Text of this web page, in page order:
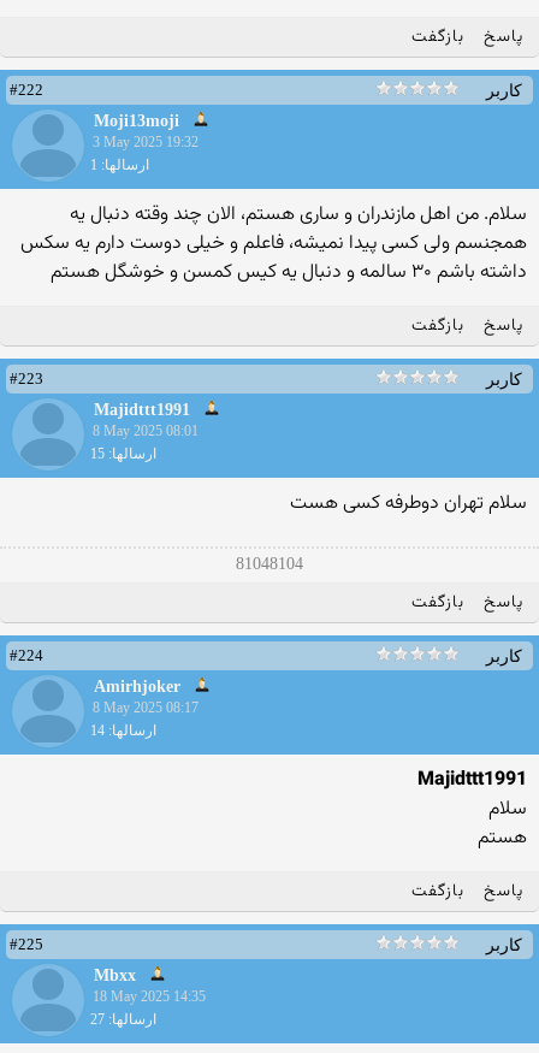
پاسخ بازگفت
کاربر
#222
Moji13moji
3 May 2025 19:32
ارسالها: 1
سلام. من اهل مازندران و ساری هستم، الان چند وقته دنبال یه
همجنسم ولی کسی پیدا نمیشه، فاعلم و خیلی دوست دارم یه سکس
داشته باشم ۳۰ سالمه و دنبال یه کیس کمسن و خوشگل هستم
پاسخ بازگفت
کاربر
#223
Majidttt1991
8 May 2025 08:01
ارسالها: 15
سلام تهران دوطرفه کسی هست
81048104
پاسخ بازگفت
کاربر
#224
Amirhjoker
8 May 2025 08:17
ارسالها: 14
Majidttt1991
سلام
هستم
پاسخ بازگفت
کاربر
#225
Mbxx
18 May 2025 14:35
ارسالها: 27